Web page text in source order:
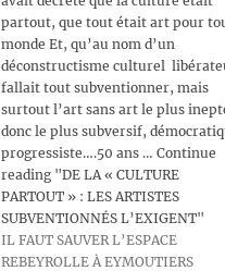
partout, que tout était art pour
monde Et, qu’au nom d’un
déconstructisme culturel
fallait tout subventionner, mais
surtout l’art sans art le plus
donc le plus subversif,
progressiste….50 ans … Continue
reading "DE LA « CULTURE
PARTOUT » : LES ARTISTES
SUBVENTIONNÉS L’EXIGENT"
IL FAUT SAUVER L’ESPACE
REBEYROLLE À EYMOUTIERS